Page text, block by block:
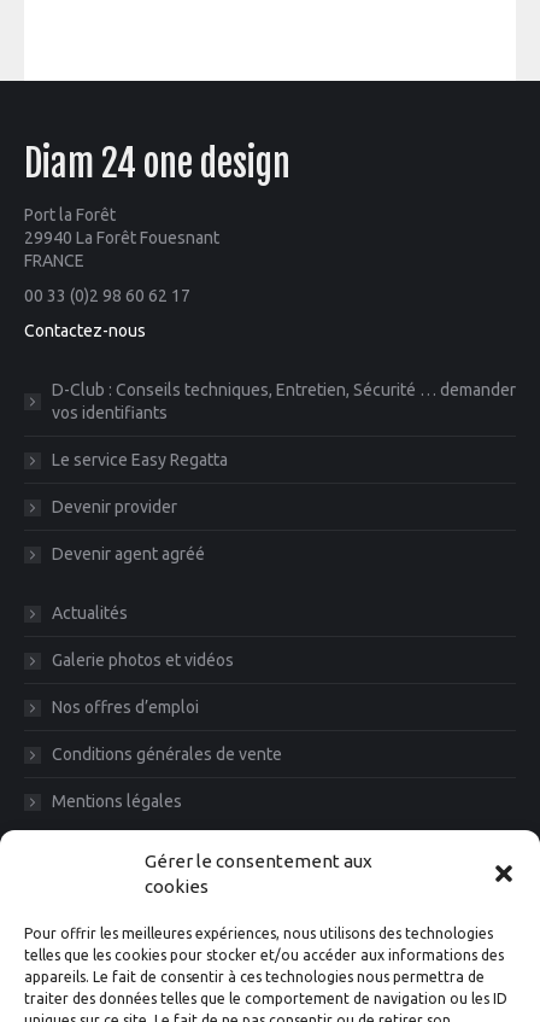
Gérer le consentement aux
cookies
Pour offrir les meilleures expériences, nous utilisons des technologies
telles que les cookies pour stocker et/ou accéder aux informations des
appareils. Le fait de consentir à ces technologies nous permettra de
traiter des données telles que le comportement de navigation ou les ID
Diam 24 one design
Port la Forêt
29940 La Forêt Fouesnant
FRANCE
00 33 (0)2 98 60 62 17
Contactez-nous
D-Club : Conseils techniques, Entretien, Sécurité … demander
vos identifiants
Le service Easy Regatta
Devenir provider
Devenir agent agréé
Actualités
Galerie photos et vidéos
Nos offres d’emploi
Conditions générales de vente
Mentions légales
Diam News, Restons en contact